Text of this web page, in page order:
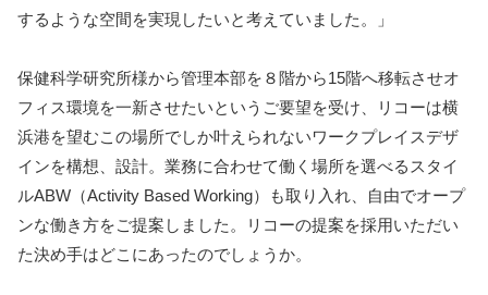
するような空間を実現したいと考えていました。」
保健科学研究所様から管理本部を８階から15階へ移転させオ
フィス環境を一新させたいというご要望を受け、リコーは横
浜港を望むこの場所でしか叶えられないワークプレイスデザ
インを構想、設計。業務に合わせて働く場所を選べるスタイ
ルABW（Activity Based Working）も取り入れ、自由でオープ
ンな働き方をご提案しました。リコーの提案を採用いただい
た決め手はどこにあったのでしょうか。